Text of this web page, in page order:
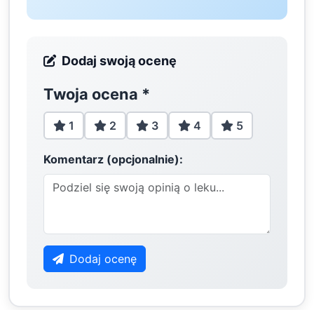
Dodaj swoją ocenę
Twoja ocena *
1 2 3 4 5
Komentarz (opcjonalnie):
Dodaj ocenę